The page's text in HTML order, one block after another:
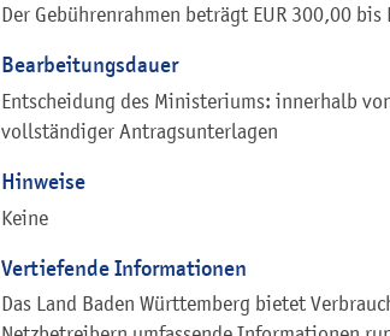
Der Gebührenrahmen beträgt EUR 300,00 bis
Bearbeitungsdauer
Entscheidung des Ministeriums: innerhalb
vollständiger Antragsunterlagen
Hinweise
Keine
Vertiefende Informationen
Das Land Baden Württemberg bietet